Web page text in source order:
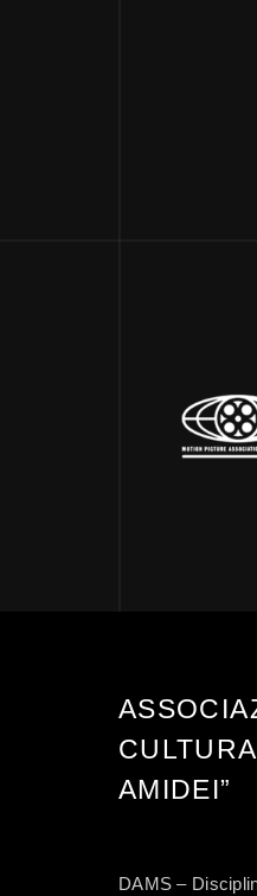
AMIDEI”
DAMS –